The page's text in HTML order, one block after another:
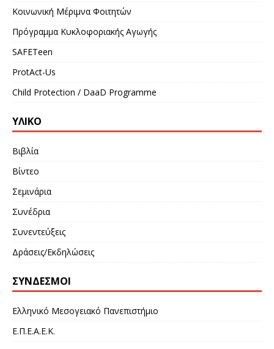
Κοινωνική Μέριμνα Φοιτητών
Πρόγραμμα Κυκλοφοριακής Αγωγής
SAFETeen
ProtAct-Us
Child Protection / DaaD Programme
ΥΛΙΚΌ
Βιβλία
Βίντεο
Σεμινάρια
Συνέδρια
Συνεντεύξεις
Δράσεις/Εκδηλώσεις
ΣΎΝΔΕΣΜΟΙ
Ελληνικό Μεσογειακό Πανεπιστήμιο
Ε.Π.Ε.Α.Ε.Κ.